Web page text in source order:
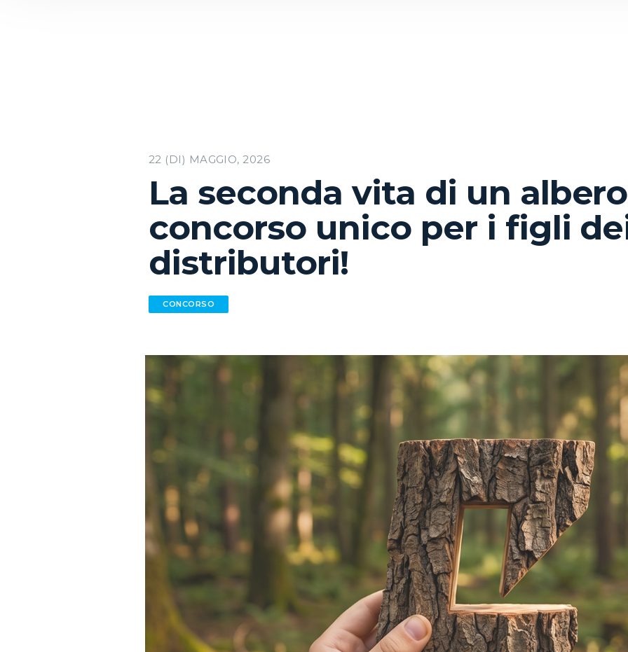
22 (DI) MAGGIO, 2026
La seconda vita di un
concorso unico per i figli
distributori!
CONCORSO